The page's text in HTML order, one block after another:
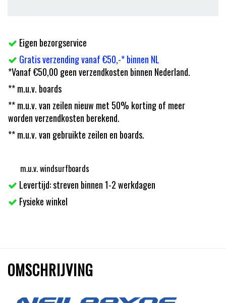
Eigen bezorgservice
Gratis verzending vanaf €50,-* binnen NL
*Vanaf €50,00 geen verzendkosten binnen Nederland.
** m.u.v. boards
** m.u.v. van zeilen nieuw met 50% korting of meer
worden verzendkosten berekend.
** m.u.v. van gebruikte zeilen en boards.
m.u.v. windsurfboards
Levertijd: streven binnen 1-2 werkdagen
Fysieke winkel
OMSCHRIJVING